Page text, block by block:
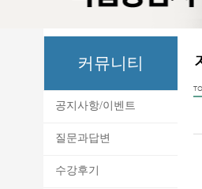
커뮤니티
공지사항/이벤트
질문과답변
수강후기